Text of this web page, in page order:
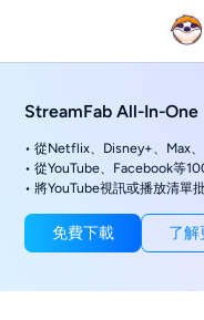
StreamFab All-In-One
• 從Netflix、Disney+、Max
• 從YouTube、Facebook等
• 將YouTube視訊或播放清單
免費下載 了解